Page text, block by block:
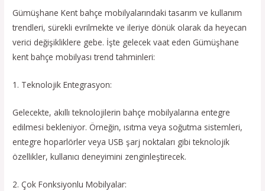
Gümüşhane Kent bahçe mobilyalarındaki tasarım ve kullanım
trendleri, sürekli evrilmekte ve ileriye dönük olarak da heyecan
verici değişikliklere gebe. İşte gelecek vaat eden Gümüşhane
kent bahçe mobilyası trend tahminleri:
1. Teknolojik Entegrasyon:
Gelecekte, akıllı teknolojilerin bahçe mobilyalarına entegre
edilmesi bekleniyor. Örneğin, ısıtma veya soğutma sistemleri,
entegre hoparlörler veya USB şarj noktaları gibi teknolojik
özellikler, kullanıcı deneyimini zenginleştirecek.
2. Çok Fonksiyonlu Mobilyalar: